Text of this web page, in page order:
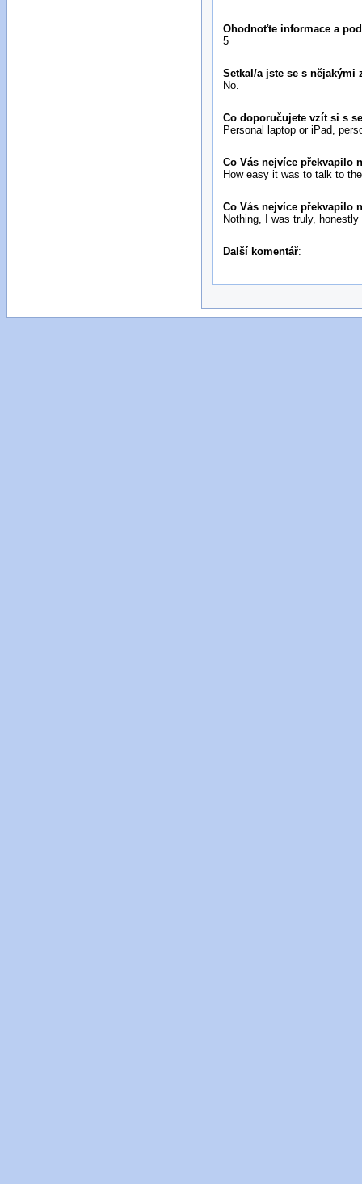
Ohodnoťte informace a
5
Setkal/a jste se s nějakými
No.
Co doporučujete vzít si s
Personal laptop or iPad,
Co Vás nejvíce překvapilo
How easy it was to talk to
Co Vás nejvíce překvapilo
Nothing, I was truly,
Další komentář: